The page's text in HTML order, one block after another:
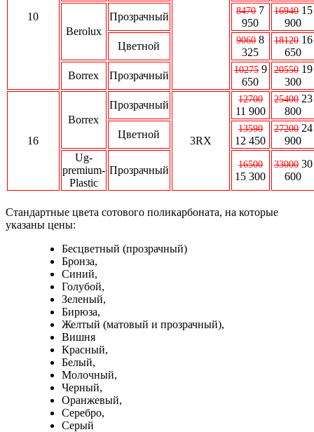
10
Berolux
Прозрачный 8470 7
950
16940 15
900
Цветной
9060 8
325
18120 16
650
Borrex
Прозрачный 10275 9
650
20550 19
300
16
Borrex
Прозрачный
3RX
12700
11 900
25400 23
800
Цветной
13590
12 450
27200 24
900
Ug-
premium-
Plastic
Прозрачный 16500
15 300
33000 30
600
Стандартные цвета сотового поликарбоната, на которые
указаны цены:
Бесцветный (прозрачный)
Бронза,
Синий,
Голубой,
Зеленый,
Бирюза,
Желтый (матовый и прозрачный),
Вишня
Красный,
Белый,
Молочный,
Черный,
Оранжевый,
Серебро,
Серый